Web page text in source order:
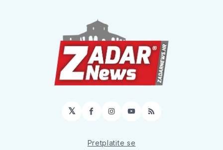
𝕏 Facebook
Instagram
YouTube
RSS
Pretplatite se